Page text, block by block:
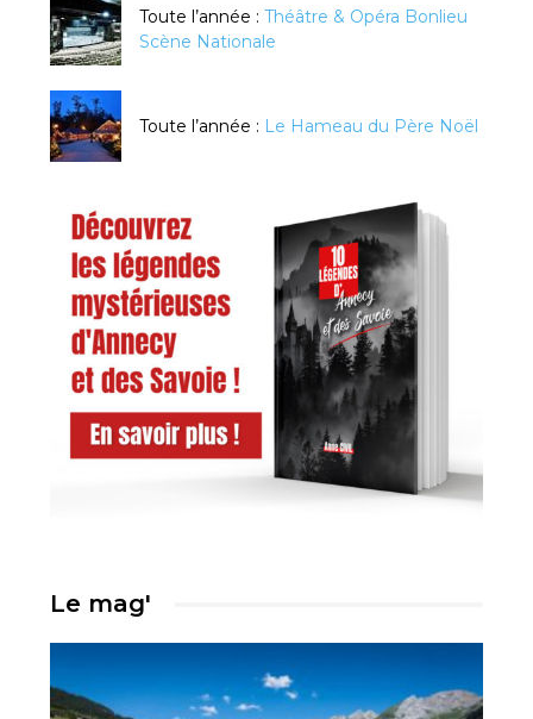
Toute l’année : Théâtre & Opéra Bonlieu
Scène Nationale
Toute l’année : Le Hameau du Père Noël
Le mag'